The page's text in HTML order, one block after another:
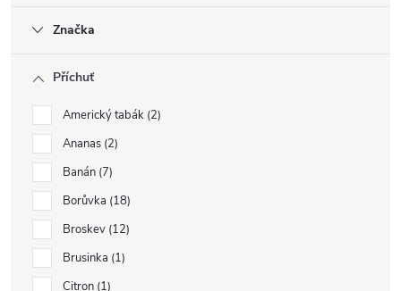
Značka
Příchuť
Americký tabák 2
Ananas 2
Banán 7
Borůvka 18
Broskev 12
Brusinka 1
Citron 1